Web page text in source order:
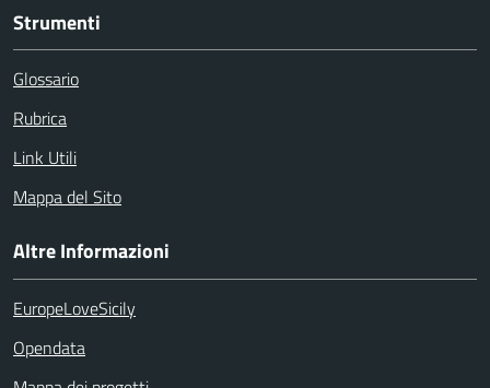
Strumenti
Glossario
Rubrica
Link Utili
Mappa del Sito
Altre Informazioni
EuropeLoveSicily
Opendata